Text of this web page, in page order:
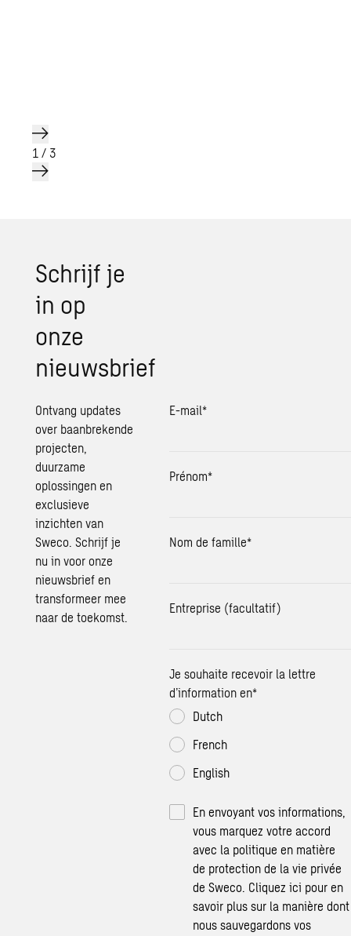
1 / 3
Schrijf je
in op
onze
nieuwsbrief
Ontvang updates
over baanbrekende
projecten,
duurzame
oplossingen en
exclusieve
inzichten van
Sweco. Schrijf je
nu in voor onze
nieuwsbrief en
transformeer mee
naar de toekomst.
E-mail*
Prénom*
Nom de famille*
Entreprise (facultatif)
Je souhaite recevoir la lettre
d’information en*
Dutch
French
English
En envoyant vos informations,
vous marquez votre accord
avec la politique en matière
de protection de la vie privée
de Sweco. Cliquez ici pour en
savoir plus sur la manière dont
nous sauvegardons vos